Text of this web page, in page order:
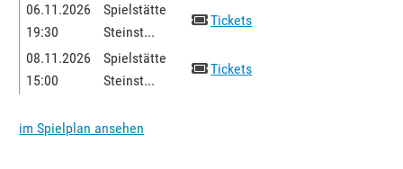
06.11.2026
19:30
Spielstätte
Steinst...
Tickets
08.11.2026
15:00
Spielstätte
Steinst...
Tickets
im Spielplan ansehen